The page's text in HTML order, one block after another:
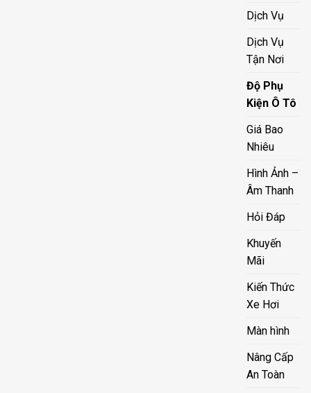
Dịch Vụ
Dịch Vụ
Tận Nơi
Độ Phụ
Kiện Ô Tô
Giá Bao
Nhiêu
Hình Ảnh –
Âm Thanh
Hỏi Đáp
Khuyến
Mãi
Kiến Thức
Xe Hơi
Màn hình
Nâng Cấp
An Toàn